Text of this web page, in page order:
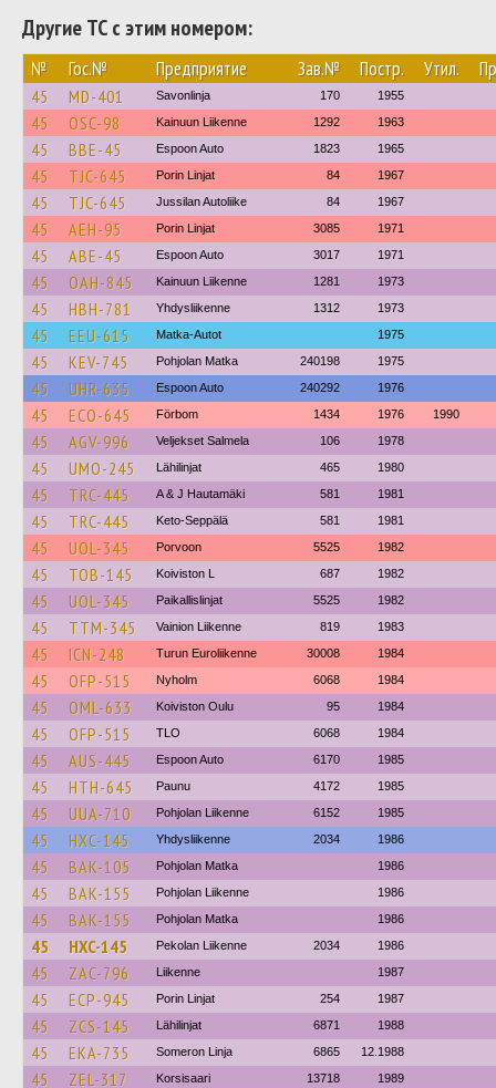
Другие ТС с этим номером:
№ Гос.№ Предприятие Зав.№ Постр. Утил.
45 MD-401 Savonlinja 170 1955
45 OSC-98 Kainuun Liikenne 1292 1963
45 BBE-45 Espoon Auto 1823 1965
45 TJC-645 Porin Linjat 84 1967
45 TJC-645 Jussilan Autoliike 84 1967
45 AEH-95 Porin Linjat 3085 1971
45 ABE-45 Espoon Auto 3017 1971
45 OAH-845 Kainuun Liikenne 1281 1973
45 HBH-781 Yhdysliikenne 1312 1973
45 EEU-615 Matka-Autot 1975
45 KEV-745 Pohjolan Matka 240198 1975
45 UHR-635 Espoon Auto 240292 1976
45 ECO-645 Förbom 1434 1976 1990
45 AGV-996 Veljekset Salmela 106 1978
45 UMO-245 Lähilinjat 465 1980
45 TRC-445 A & J Hautamäki 581 1981
45 TRC-445 Keto-Seppälä 581 1981
45 UOL-345 Porvoon 5525 1982
45 TOB-145 Koiviston L 687 1982
45 UOL-345 Paikallislinjat 5525 1982
45 TTM-345 Vainion Liikenne 819 1983
45 ICN-248 Turun Euroliikenne 30008 1984
45 OFP-515 Nyholm 6068 1984
45 OML-633 Koiviston Oulu 95 1984
45 OFP-515 TLO 6068 1984
45 AUS-445 Espoon Auto 6170 1985
45 HTH-645 Paunu 4172 1985
45 UUA-710 Pohjolan Liikenne 6152 1985
45 HXC-145 Yhdysliikenne 2034 1986
45 BAK-105 Pohjolan Matka 1986
45 BAK-155 Pohjolan Liikenne 1986
45 BAK-155 Pohjolan Matka 1986
45 HXC-145 Pekolan Liikenne 2034 1986
45 ZAC-796 Liikenne 1987
45 ECP-945 Porin Linjat 254 1987
45 ZCS-145 Lähilinjat 6871 1988
45 EKA-735 Someron Linja 6865 12.1988
45 ZEL-317 Korsisaari 13718 1989